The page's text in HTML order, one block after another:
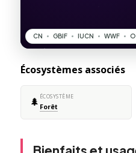
Écosystèmes associés
🌲 ÉCOSYSTÈME
Forêt